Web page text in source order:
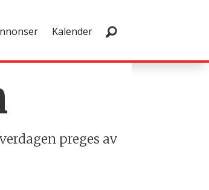
Kalender
preges av